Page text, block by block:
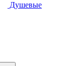
Душевые